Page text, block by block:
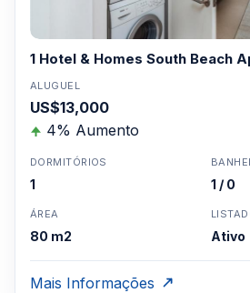
1 Hotel & Homes South Beach
ALUGUEL
US$13,000
4% Aumento
DORMITÓRIOS
1 1 / 0
ÁREA
80 m2 Ativo
Mais Informações